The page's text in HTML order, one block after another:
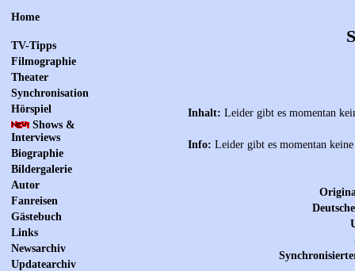
Home
TV-Tipps
Filmographie
Theater
Synchronisation
Hörspiel
Shows &
Interviews
Biographie
Bildergalerie
Autor
Fanreisen
Gästebuch
Links
Newsarchiv
Updatearchiv
Inhalt: Leider gibt es momentan
Info: Leider gibt es momentan